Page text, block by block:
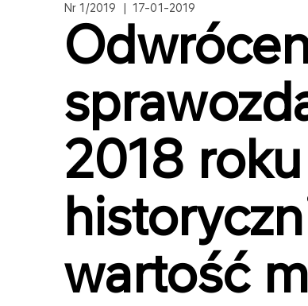
Nr 1/2019 | 17-01-2019
2018
wartość